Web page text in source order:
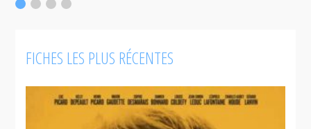
FICHES LES PLUS RÉCENTES